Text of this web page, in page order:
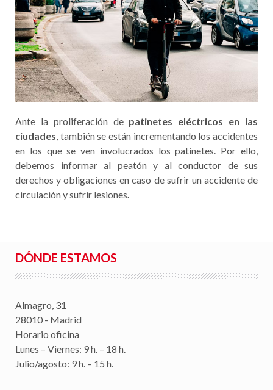
Ante la proliferación de patinetes eléctricos en las
ciudades, también se están incrementando los accidentes
en los que se ven involucrados los patinetes. Por ello,
debemos informar al peatón y al conductor de sus
derechos y obligaciones en caso de sufrir un accidente de
circulación y sufrir lesiones.
DÓNDE ESTAMOS
Almagro, 31
28010 - Madrid
Horario oficina
Lunes – Viernes: 9 h. – 18 h.
Julio/agosto: 9 h. – 15 h.